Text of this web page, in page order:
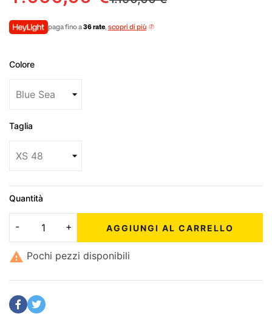
paga fino a36 rate, scopri di più
Colore
Taglia
Quantità
AGGIUNGI AL CARRELLO
 Pochi pezzi disponibili